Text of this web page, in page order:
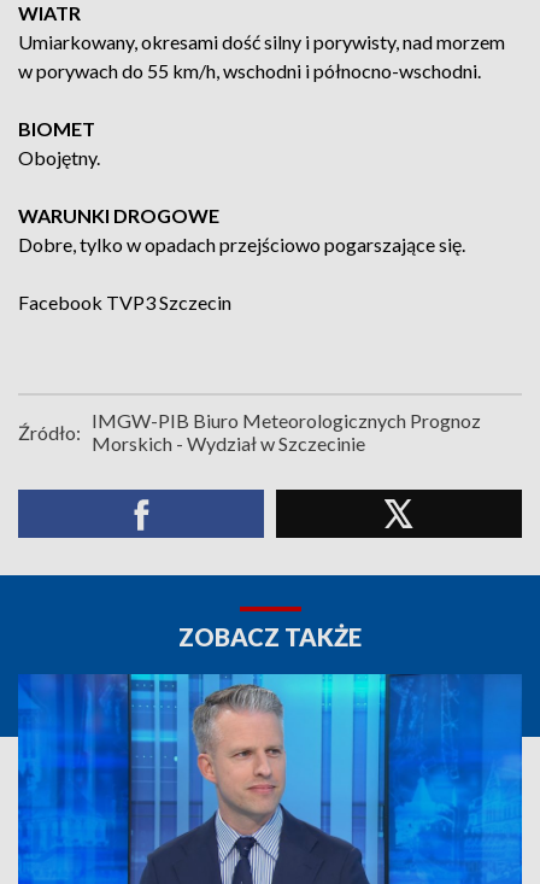
WIATR
Umiarkowany, okresami dość silny i porywisty, nad morzem
w porywach do 55 km/h, wschodni i północno-wschodni.
BIOMET
Obojętny.
WARUNKI DROGOWE
Dobre, tylko w opadach przejściowo pogarszające się.
Facebook TVP3 Szczecin
Źródło: IMGW-PIB Biuro Meteorologicznych Prognoz
Morskich - Wydział w Szczecinie
ZOBACZ TAKŻE